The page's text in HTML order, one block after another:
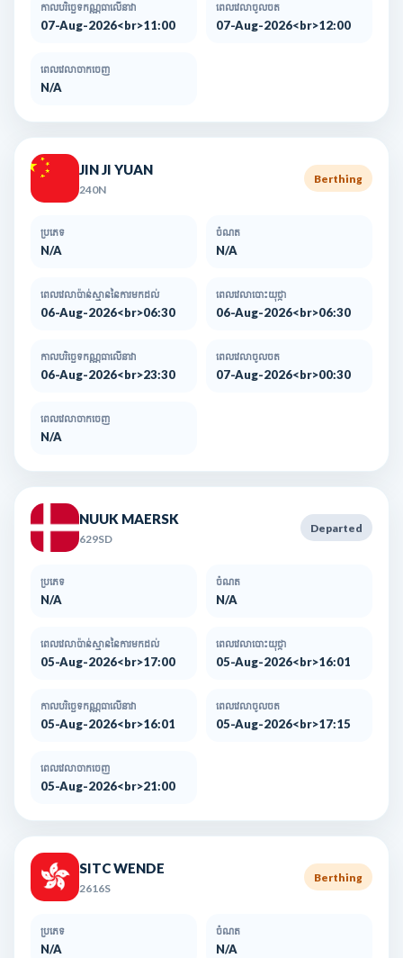
កាលបរិច្ឆេទកណ្ណធាលើនាវា
07-Aug-2026<br>11:00
ពេលវេលាចូលចត
07-Aug-2026<br>12:00
ពេលវេលាចាកចេញ
N/A
JIN JI YUAN
240N
Berthing
ប្រភេទ
N/A
ចំណត
N/A
ពេលវេលាប៉ាន់ស្មាននៃការមកដល់​
06-Aug-2026<br>06:30
ពេលវេលាបោះយុថ្កា
06-Aug-2026<br>06:30
កាលបរិច្ឆេទកណ្ណធាលើនាវា
06-Aug-2026<br>23:30
ពេលវេលាចូលចត
07-Aug-2026<br>00:30
ពេលវេលាចាកចេញ
N/A
NUUK MAERSK
629SD
Departed
ប្រភេទ
N/A
ចំណត
N/A
ពេលវេលាប៉ាន់ស្មាននៃការមកដល់​
05-Aug-2026<br>17:00
ពេលវេលាបោះយុថ្កា
05-Aug-2026<br>16:01
កាលបរិច្ឆេទកណ្ណធាលើនាវា
05-Aug-2026<br>16:01
ពេលវេលាចូលចត
05-Aug-2026<br>17:15
ពេលវេលាចាកចេញ
05-Aug-2026<br>21:00
SITC WENDE
2616S
Berthing
ប្រភេទ
N/A
ចំណត
N/A